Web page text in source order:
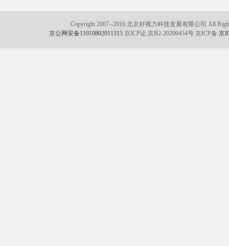
Copyright 2007--2016 北京好视力科技发展有限公司 All
京公网安备11010802011315 京ICP证:京B2-20200454号 京ICP备:京